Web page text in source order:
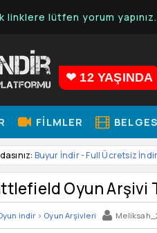
yorum yapınız.En kısa
❤ 12 YAŞINDA
FILMLER
Buyur İndir - Full Ücretsiz İndir
Oyun Arşivi
indir > Oyun Arşivleri